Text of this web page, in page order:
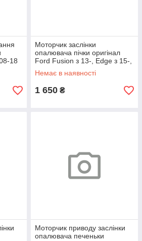
18
Моторчик заслінки
опалювача пічки оригінал
Ford Fusion з 13-, Edge з 15-,
Lincoln MKZ з 13-, MKX з 16-,
Немає в наявності
1 650 ₴
Моторчик приводу заслінки
опалювача печеньки